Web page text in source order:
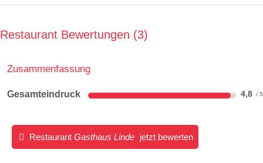
Restaurant Bewertungen 3
Zusammenfassung
Gesamteindruck 4,8
Restaurant Gasthaus Linde jetzt bewerten